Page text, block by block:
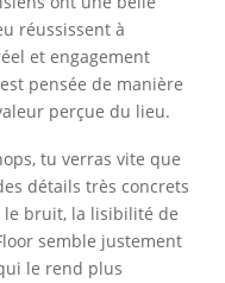
réussissent à
et engagement
pensée de manière
perçue du lieu.
tu verras vite que
détails très concrets
le bruit, la lisibilité de
semble justement
le rend plus